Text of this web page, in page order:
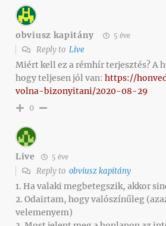
obviusz kapitány 5 éve
Reply to Live
Miért kell ez a rémhír terjesztés? A
hogy teljesen jól van: https://
volna-bizonyitani/2020-08-29
0
Live 5 éve
Reply to obviusz kapitány
1. Ha valaki megbetegszik, akkor
2. Odairtam, hogy valószínűleg
velemenyem)